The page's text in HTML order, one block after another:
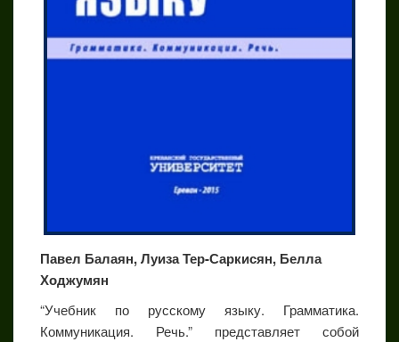
Павел Балаян, Луиза Тер-Саркисян, Белла
Ходжумян
“Учебник по русскому языку. Грамматика.
Коммуникация. Речь.” представляет собой